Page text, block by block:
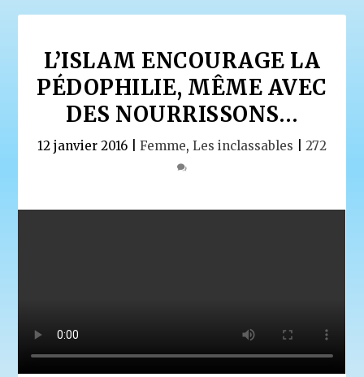
L’ISLAM ENCOURAGE LA
PÉDOPHILIE, MÊME AVEC
DES NOURRISSONS…
12 janvier 2016 Femme, Les inclassables 272